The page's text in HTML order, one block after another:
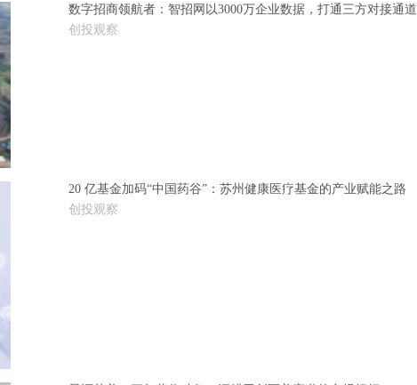
数字招商领航者：智招网以3000万企业数据，打通三方对接通道
创投观察
20 亿基金加码“中国药谷”：苏州健康医疗基金的产业赋能之路
创投观察